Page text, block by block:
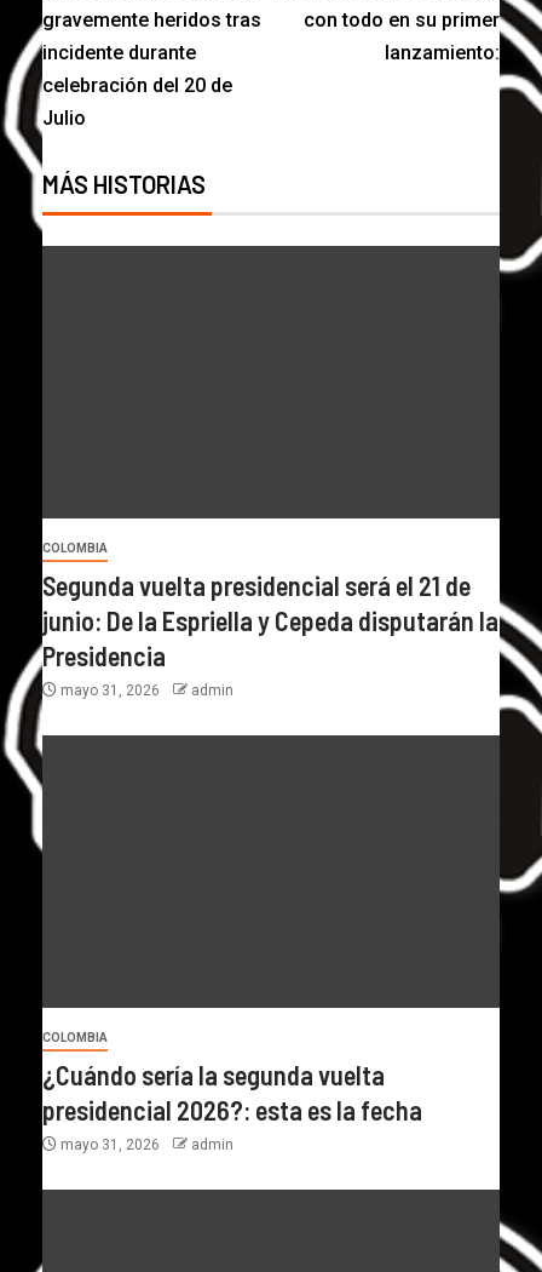
gravemente heridos tras
incidente durante
celebración del 20 de
Julio
con todo en su primer
lanzamiento:
MÁS HISTORIAS
COLOMBIA
Segunda vuelta presidencial será el 21 de
junio: De la Espriella y Cepeda disputarán la
Presidencia
mayo 31, 2026 admin
COLOMBIA
¿Cuándo sería la segunda vuelta
presidencial 2026?: esta es la fecha
mayo 31, 2026 admin